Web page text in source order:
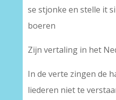
se stjonke en stelle it
boeren
Zijn vertaling in het
In de verte zingen de
liederen niet te